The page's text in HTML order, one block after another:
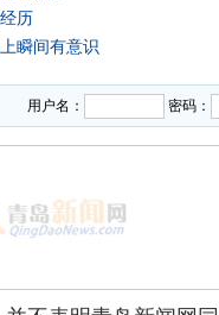
历
瞬间有意识
用户名： 密码：